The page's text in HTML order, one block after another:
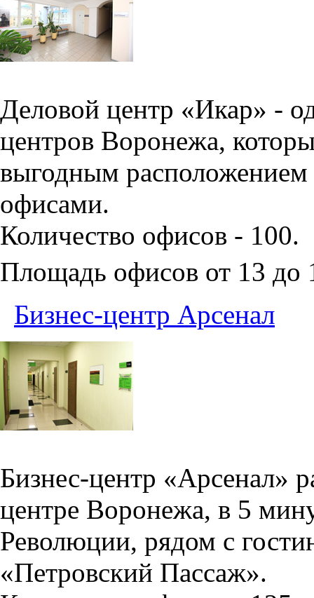
Деловой центр «Икар» -
центров Воронежа,
выгодным
офисами.
Количество офисов - 100.
Площадь офисов от 13 до
Бизнес-центр Арсенал
Бизнес-центр «Арсенал»
центре Воронежа, в 5
Революции, рядом с
«Петровский Пассаж».